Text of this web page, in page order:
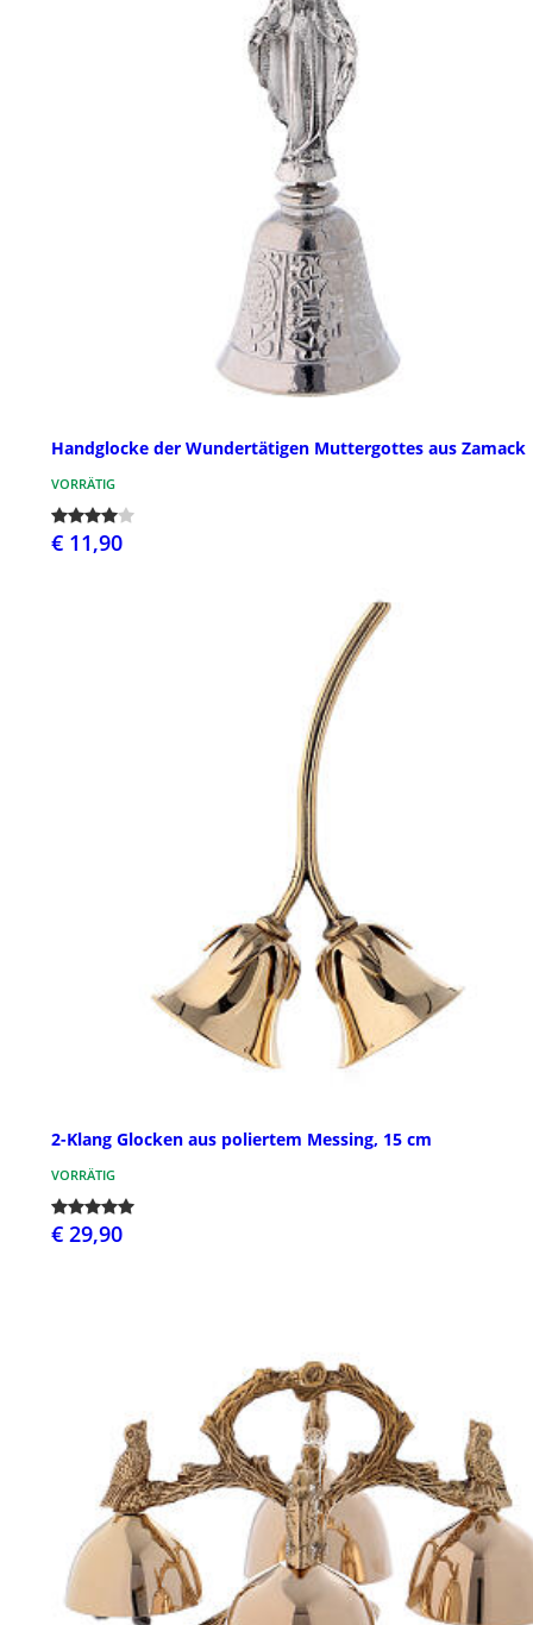
Handglocke der Wundertätigen Muttergottes aus Zamack
VORRÄTIG
€ 11,90
2-Klang Glocken aus poliertem Messing, 15 cm
VORRÄTIG
€ 29,90